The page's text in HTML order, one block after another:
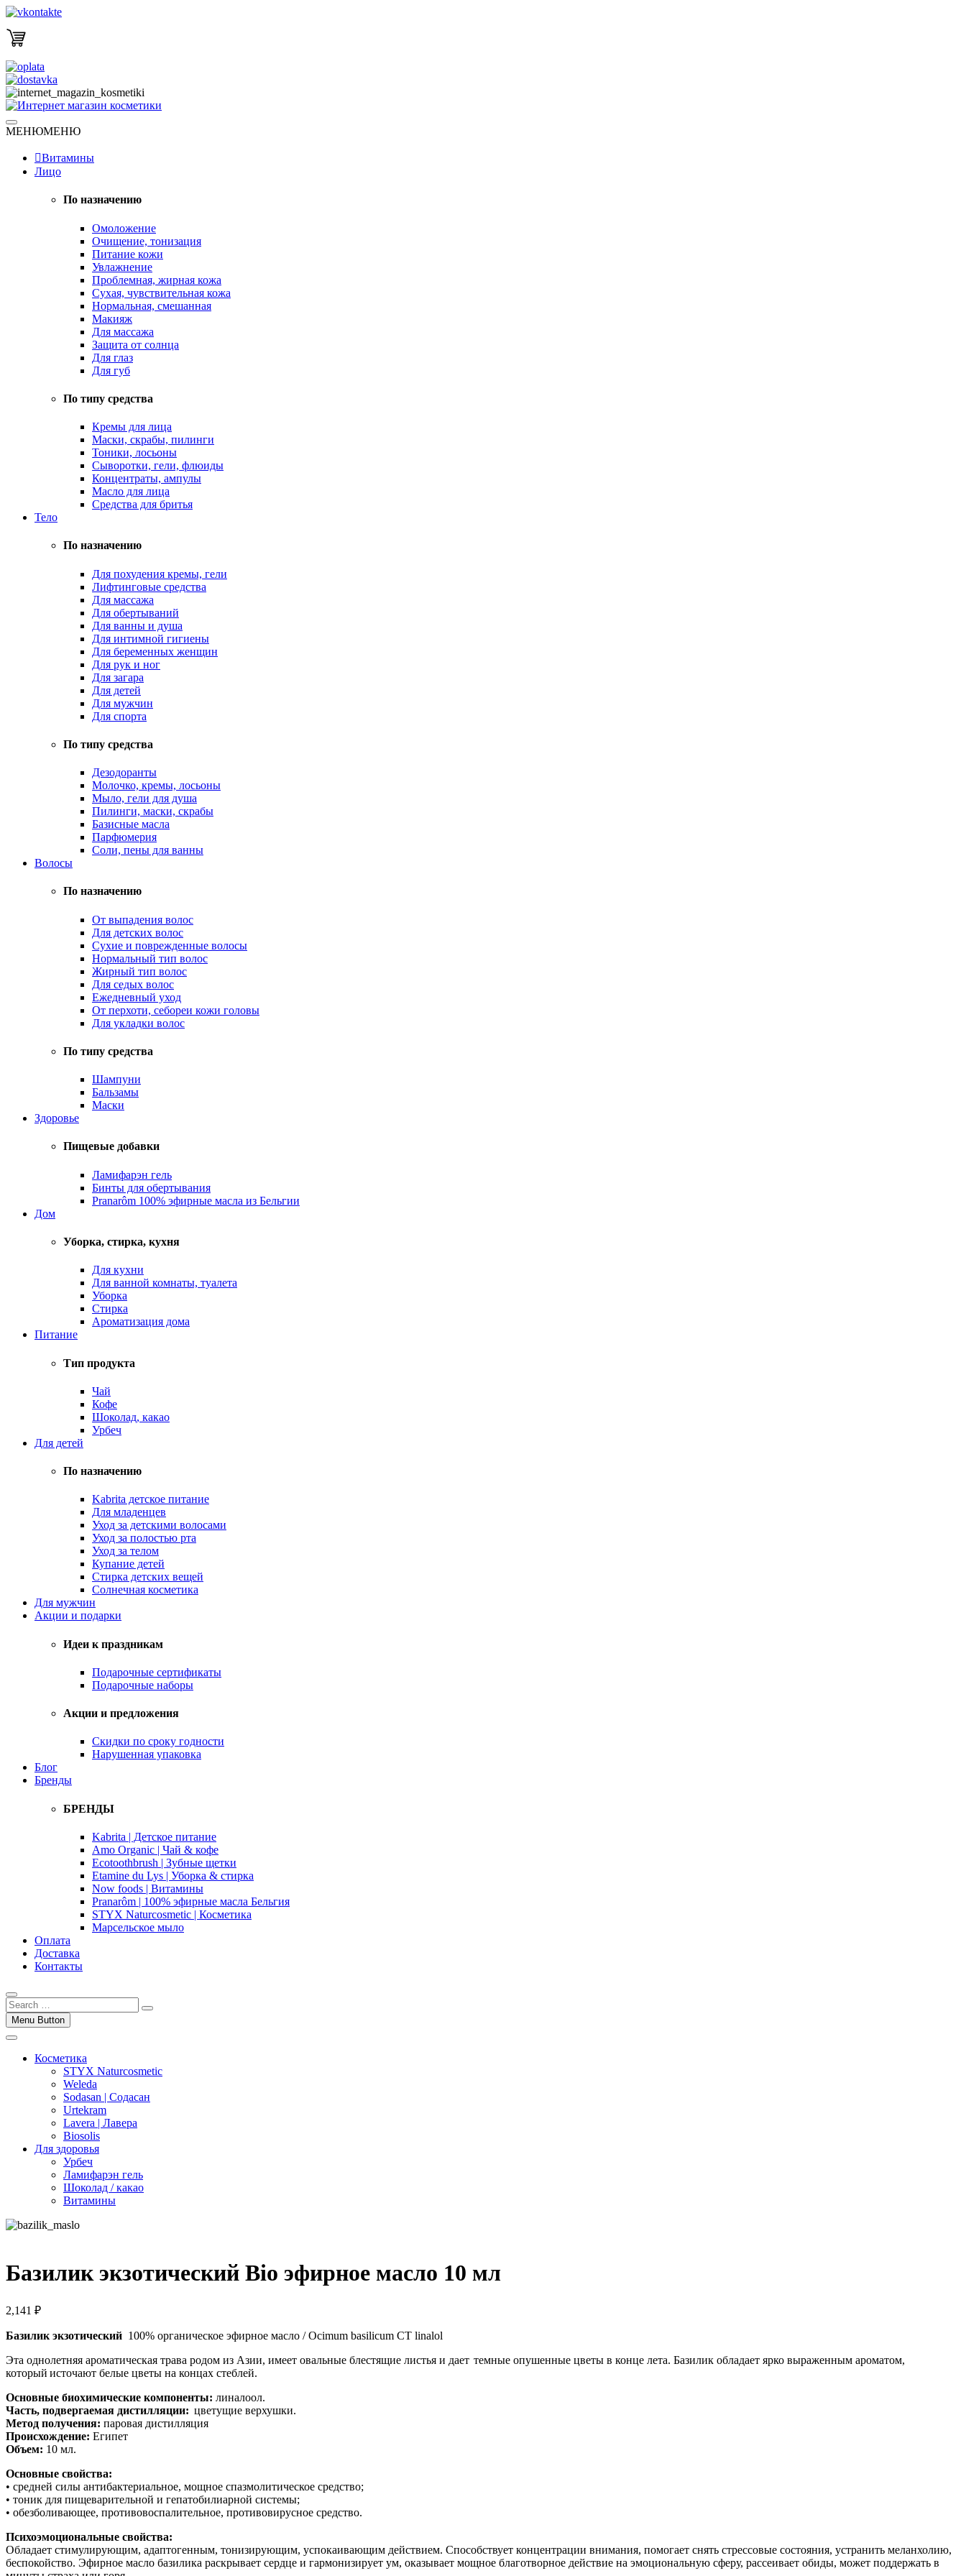
Skip
content
Интернет магазин косметики
Натуральная косметика
МЕНЮМЕНЮ
Витамины
Лицо
По назначению
Омоложение
Очищение, тонизация
Питание кожи
Увлажнение
Проблемная, жирная кожа
Сухая, чувствительная кожа
Нормальная, смешанная
Макияж
Для массажа
Защита от солнца
Для глаз
Для губ
По типу средства
Кремы для лица
Маски, скрабы, пилинги
Тоники, лосьоны
Сыворотки, гели, флюиды
Концентраты, ампулы
Масло для лица
Средства для бритья
Тело
По назначению
Для похудения кремы, гели
Лифтинговые средства
Для массажа
Для обертываний
Для ванны и душа
Для интимной гигиены
Для беременных женщин
Для рук и ног
Для загара
Для детей
Для мужчин
Для спорта
По типу средства
Дезодоранты
Молочко, кремы, лосьоны
Мыло, гели для душа
Пилинги, маски, скрабы
Базисные масла
Парфюмерия
Соли, пены для ванны
Волосы
По назначению
От выпадения волос
Для детских волос
Сухие и поврежденные волосы
Нормальный тип волос
Жирный тип волос
Для седых волос
Ежедневный уход
От перхоти, себореи кожи головы
Для укладки волос
По типу средства
Шампуни
Бальзамы
Маски
Здоровье
Пищевые добавки
Ламифарэн гель
Бинты для обертывания
Pranarôm 100% эфирные масла из Бельгии
Дом
Уборка, стирка, кухня
Для кухни
Для ванной комнаты, туалета
Уборка
Стирка
Ароматизация дома
Питание
Тип продукта
Чай
Кофе
Шоколад, какао
Урбеч
Для детей
По назначению
Kabrita детское питание
Для младенцев
Уход за детскими волосами
Уход за полостью рта
Уход за телом
Купание детей
Стирка детских вещей
Солнечная косметика
Для мужчин
Акции и подарки
Идеи к праздникам
Подарочные сертификаты
Подарочные наборы
Акции и предложения
Скидки по сроку годности
Нарушенная упаковка
Блог
Бренды
БРЕНДЫ
Kabrita | Детское питание
Amo Organic | Чай & кофе
Ecotoothbrush | Зубные щетки
Etamine du Lys | Уборка & стирка
Now foods | Витамины
Pranarôm | 100% эфирные масла Бельгия
STYX Naturcosmetic | Косметика
Марсельское мыло
Оплата
Доставка
Контакты
Menu Button
Косметика
STYX Naturcosmetic
Weleda
Sodasan | Содасан
Urtekram
Lavera | Лавера
Biosolis
Для здоровья
Урбеч
Ламифарэн гель
Шоколад / какао
Витамины
Базилик экзотический Bio эфирное масло 10 мл
2,141 ₽
Базилик экзотический 100% органическое эфирное масло / Ocimum basilicum CT linalol
Эта однолетняя ароматическая трава родом из Азии, имеет овальные блестящие листья и дает темные опушенные цветы в конце лета. Базилик обладает ярко выраженным ароматом,
который источают белые цветы на концах стеблей.
Основные биохимические компоненты: линалоол.
Часть, подвергаемая дистилляции: цветущие верхушки.
Метод получения: паровая дистилляция
Происхождение: Египет
Объем: 10 мл.
Основные свойства:
• средней силы антибактериальное, мощное спазмолитическое средство;
• тоник для пищеварительной и гепатобилиарной системы;
• обезболивающее, противовоспалительное, противовирусное средство.
Психоэмоциональные свойства:
Обладает стимулирующим, адаптогенным, тонизирующим, успокаивающим действием. Способствует концентрации внимания, помогает снять стрессовые состояния, устранить меланхолию,
беспокойство. Эфирное масло базилика раскрывает сердце и гармонизирует ум, оказывает мощное благотворное действие на эмоциональную сферу, рассеивает обиды, может поддержать в